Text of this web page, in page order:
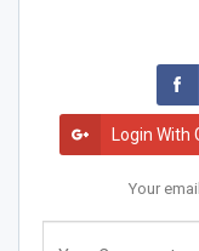
Login With
Your